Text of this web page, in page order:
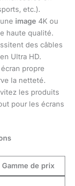
etc.).
image 4K ou
haute qualité.
des câbles
Ultra HD.
propre
la netteté.
les produits
pour les écrans
Gamme de prix